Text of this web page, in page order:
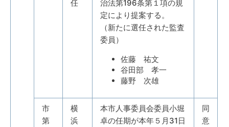
任
治法第196条第１項の規
定により提案する。
（新たに選任された監査
委員）
佐藤 祐文
谷田部 孝一
藤野 次雄
市
第
横
浜
本市人事委員会委員小堀
卓の任期が本年５月31日
同
意